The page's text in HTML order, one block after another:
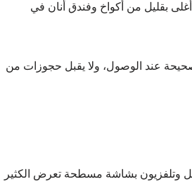
بقليل من أكواخ وفندق أنان في
صحيحة عند الوصول، ولا يقبل حجوزات من
وتلفزيون بشاشة مسطحة تعرض الكثير